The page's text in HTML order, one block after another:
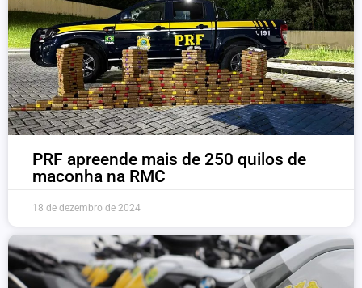
PRF apreende mais de 250 quilos de
maconha na RMC
18 de dezembro de 2024